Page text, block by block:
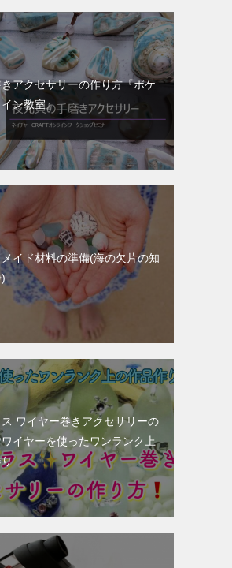
アクセサリーの作り方『ポケ
ン教室』
イド材料の準備(海の欠片の知
ワイヤー巻きアクセサリーの
イヤーを使ったワンランク上